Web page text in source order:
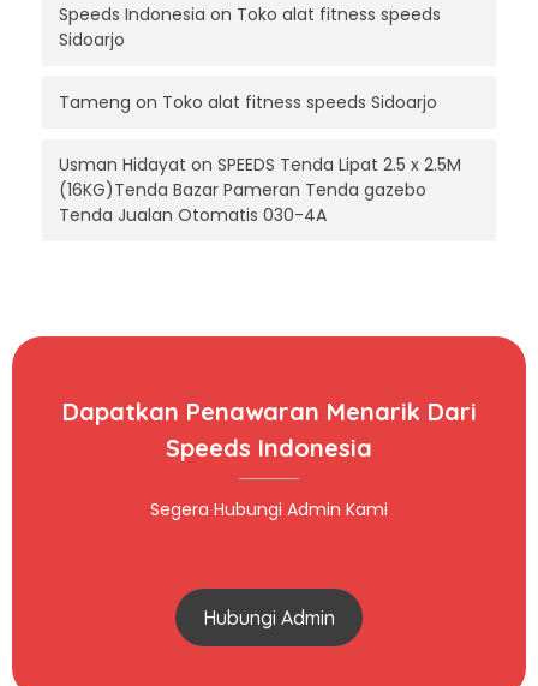
Speeds Indonesia on Toko alat fitness speeds
Sidoarjo
Tameng on Toko alat fitness speeds Sidoarjo
Usman Hidayat on SPEEDS Tenda Lipat 2.5 x 2.5M
(16KG)Tenda Bazar Pameran Tenda gazebo
Tenda Jualan Otomatis 030-4A
Dapatkan Penawaran Menarik Dari
Speeds Indonesia
Segera Hubungi Admin Kami
Hubungi Admin